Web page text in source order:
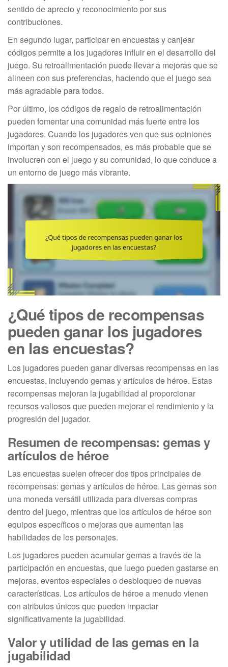
sentido de aprecio y reconocimiento por sus
contribuciones.
En segundo lugar, participar en encuestas y canjear
códigos permite a los jugadores influir en el desarrollo del
juego. Su retroalimentación puede llevar a mejoras que se
alineen con sus preferencias, haciendo que el juego sea
más agradable para todos.
Por último, los códigos de regalo de retroalimentación
pueden fomentar una comunidad más fuerte entre los
jugadores. Cuando los jugadores ven que sus opiniones
importan y son recompensados, es más probable que se
involucren con el juego y su comunidad, lo que conduce a
un entorno de juego más vibrante.
¿Qué tipos de recompensas
pueden ganar los jugadores
en las encuestas?
Los jugadores pueden ganar diversas recompensas en las
encuestas, incluyendo gemas y artículos de héroe. Estas
recompensas mejoran la jugabilidad al proporcionar
recursos valiosos que pueden mejorar el rendimiento y la
progresión del jugador.
Resumen de recompensas: gemas y
artículos de héroe
Las encuestas suelen ofrecer dos tipos principales de
recompensas: gemas y artículos de héroe. Las gemas son
una moneda versátil utilizada para diversas compras
dentro del juego, mientras que los artículos de héroe son
equipos específicos o mejoras que aumentan las
habilidades de los personajes.
Los jugadores pueden acumular gemas a través de la
participación en encuestas, que luego pueden gastarse en
mejoras, eventos especiales o desbloqueo de nuevas
características. Los artículos de héroe a menudo vienen
con atributos únicos que pueden impactar
significativamente la jugabilidad.
Valor y utilidad de las gemas en la
jugabilidad